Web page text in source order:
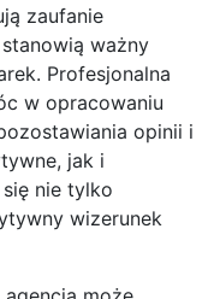
zaufanie
ważny
Profesjonalna
w opracowaniu
opinii i
jak i
nie tylko
wizerunek